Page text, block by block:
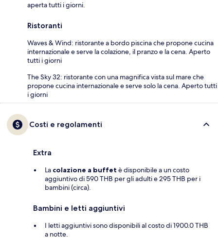
aperta tutti i giorni.
Ristoranti
Waves & Wind: ristorante a bordo piscina che propone cucina
internazionale e serve la colazione, il pranzo e la cena. Aperto
tutti i giorni
The Sky 32: ristorante con una magnifica vista sul mare che
propone cucina internazionale e serve solo la cena. Aperto tutti
i giorni
Costi e regolamenti
Extra
La colazione a buffet è disponibile a un costo
aggiuntivo di 590 THB per gli adulti e 295 THB per i
bambini (circa).
Bambini e letti aggiuntivi
I letti aggiuntivi sono disponibili al costo di 1900.0 THB
a notte.